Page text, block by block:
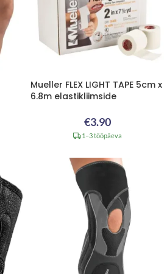
Mueller FLEX LIGHT TAPE 5cm x
6.8m elastikliimside
€3.90
1–3 tööpäeva